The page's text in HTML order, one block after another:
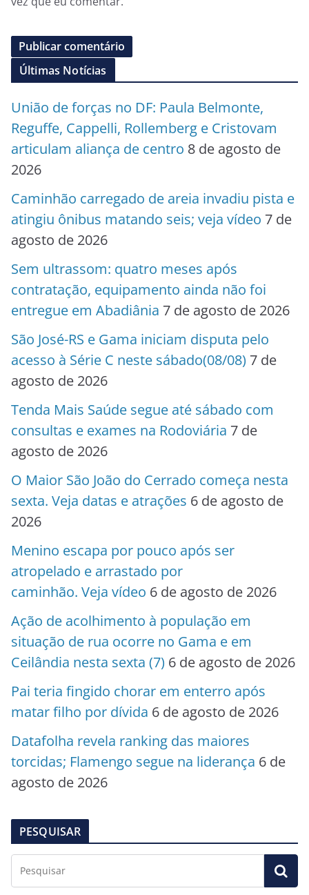
Últimas Notícias
União de forças no DF: Paula Belmonte,
Reguffe, Cappelli, Rollemberg e Cristovam
articulam aliança de centro 8 de agosto de
2026
Caminhão carregado de areia invadiu pista e
atingiu ônibus matando seis; veja vídeo 7 de
agosto de 2026
Sem ultrassom: quatro meses após
contratação, equipamento ainda não foi
entregue em Abadiânia 7 de agosto de 2026
São José-RS e Gama iniciam disputa pelo
acesso à Série C neste sábado(08/08) 7 de
agosto de 2026
Tenda Mais Saúde segue até sábado com
consultas e exames na Rodoviária 7 de
agosto de 2026
O Maior São João do Cerrado começa nesta
sexta. Veja datas e atrações 6 de agosto de
2026
Menino escapa por pouco após ser
atropelado e arrastado por
caminhão. Veja vídeo 6 de agosto de 2026
Ação de acolhimento à população em
situação de rua ocorre no Gama e em
Ceilândia nesta sexta (7) 6 de agosto de 2026
Pai teria fingido chorar em enterro após
matar filho por dívida 6 de agosto de 2026
Datafolha revela ranking das maiores
torcidas; Flamengo segue na liderança 6 de
agosto de 2026
PESQUISAR